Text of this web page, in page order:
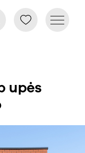
upės